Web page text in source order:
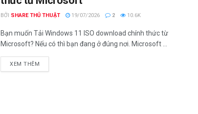
BỞI SHARE THỦ THUẬT 19/07/2026 2 10.6K
Bạn muốn Tải Windows 11 ISO download chính thức từ
Microsoft? Nếu có thì bạn đang ở đúng nơi. Microsoft ...
XEM THÊM